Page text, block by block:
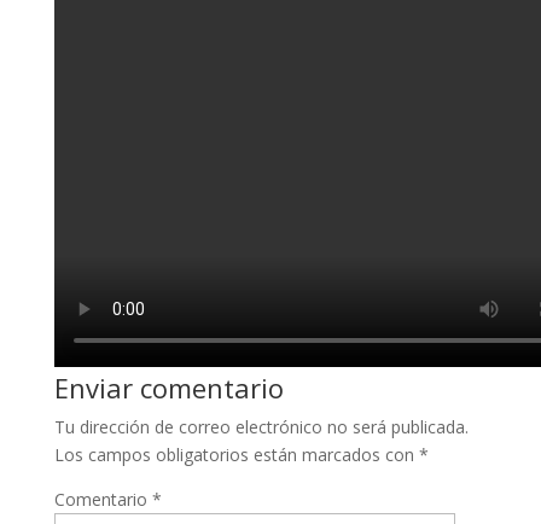
Enviar comentario
Tu dirección de correo electrónico no será publicada.
Los campos obligatorios están marcados con *
Comentario *